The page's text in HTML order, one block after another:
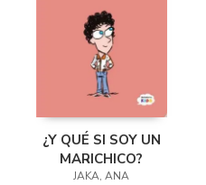
¿Y QUÉ SI SOY UN
MARICHICO?
JAKA, ANA